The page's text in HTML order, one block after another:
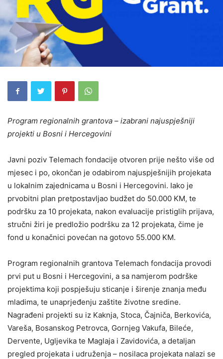
Program regionalnih grantova – izabrani najuspješniji
projekti u Bosni i Hercegovini
Javni poziv Telemach fondacije otvoren prije nešto više od
mjesec i po, okončan je odabirom najuspješnijih projekata
u lokalnim zajednicama u Bosni i Hercegovini. Iako je
prvobitni plan pretpostavljao budžet do 50.000 KM, te
podršku za 10 projekata, nakon evaluacije pristiglih prijava,
stručni žiri je predložio podršku za 12 projekata, čime je
fond u konačnici povećan na gotovo 55.000 KM.
Program regionalnih grantova Telemach fondacija provodi
prvi put u Bosni i Hercegovini, a sa namjerom podrške
projektima koji pospješuju sticanje i širenje znanja među
mladima, te unaprjeđenju zaštite životne sredine.
Nagrađeni projekti su iz Kaknja, Stoca, Čajniča, Berkovića,
Vareša, Bosanskog Petrovca, Gornjeg Vakufa, Bileće,
Dervente, Ugljevika te Maglaja i Zavidovića, a detaljan
pregled projekata i udruženja – nosilaca projekata nalazi se